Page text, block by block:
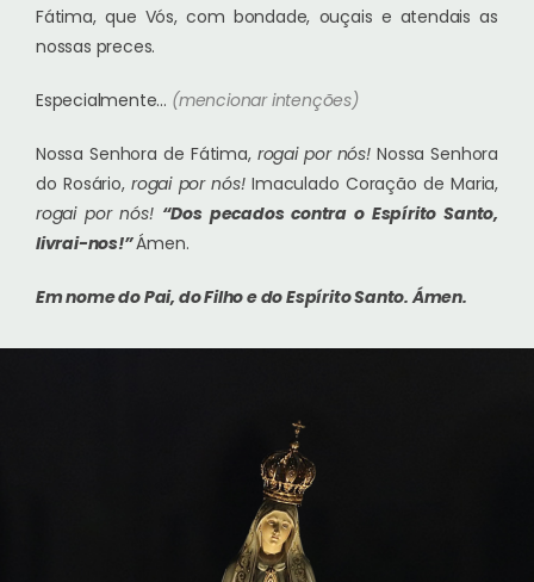
Fátima, que Vós, com bondade, ouçais e atendais as
nossas preces.
Especialmente… (mencionar intenções)
Nossa Senhora de Fátima, rogai por nós!Nossa Senhora
do Rosário,rogai por nós!Imaculado Coração de Maria,
rogai por nós! “Dos pecados contra o Espírito Santo,
livrai-nos!”Ámen.
Em nome do Pai, do Filho e do Espírito Santo.Ámen.